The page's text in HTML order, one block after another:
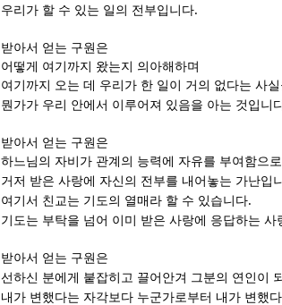
우리가 할 수 있는 일의 전부입니다.
받아서 얻는 구원은
어떻게 여기까지 왔는지 의아해하며
여기까지 오는 데 우리가 한 일이 거의 없다는 사
뭔가가 우리 안에서 이루어져 있음을 아는 것입니
받아서 얻는 구원은
하느님의 자비가 관계의 능력에 자유를 부여함으
거저 받은 사랑에 자신의 전부를 내어놓는 가난입
여기서 친교는 기도의 열매라 할 수 있습니다.
기도는 부탁을 넘어 이미 받은 사랑에 응답하는
받아서 얻는 구원은
선하신 분에게 붙잡히고 끌어안겨 그분의 연인이
내가 변했다는 자각보다 누군가로부터 내가 변했